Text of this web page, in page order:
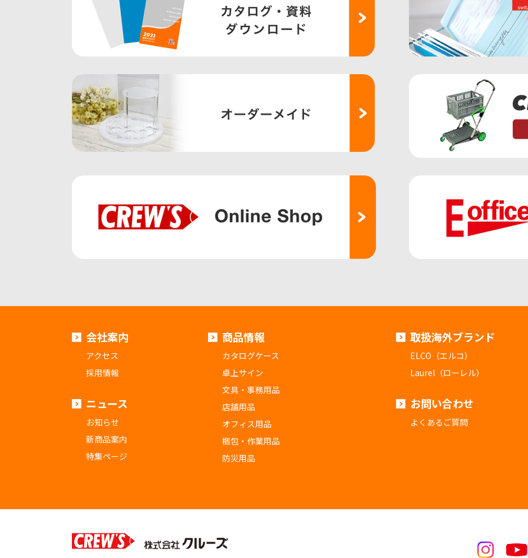
会社案内
アクセス
採用情報
ニュース
お知らせ
新商品案内
特集ページ
商品情報
カタログケース
卓上サイン
文具・事務用品
店舗用品
オフィス用品
梱包・作業用品
防災用品
取扱海外ブランド
ELCO（エルコ）
Laurel（ローレル）
お問い合わせ
よくあるご質問